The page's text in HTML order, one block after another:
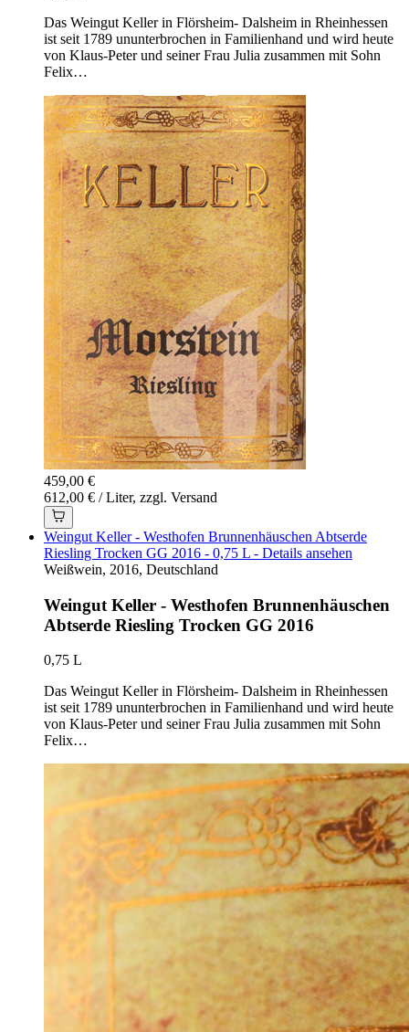
Das Weingut Keller in Flörsheim- Dalsheim in Rheinhessen
ist seit 1789 ununterbrochen in Familienhand und wird heute
von Klaus-Peter und seiner Frau Julia zusammen mit Sohn
Felix…
459,00 €
612,00 € / Liter, zzgl. Versand
Weingut Keller - Westhofen Brunnenhäuschen Abtserde
Riesling Trocken GG 2016 - 0,75 L - Details ansehen
Weißwein, 2016, Deutschland
Weingut Keller - Westhofen Brunnenhäuschen
Abtserde Riesling Trocken GG 2016
0,75 L
Das Weingut Keller in Flörsheim- Dalsheim in Rheinhessen
ist seit 1789 ununterbrochen in Familienhand und wird heute
von Klaus-Peter und seiner Frau Julia zusammen mit Sohn
Felix…